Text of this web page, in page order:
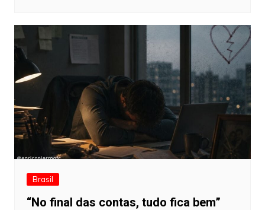
Brasil
“No final das contas, tudo fica bem”